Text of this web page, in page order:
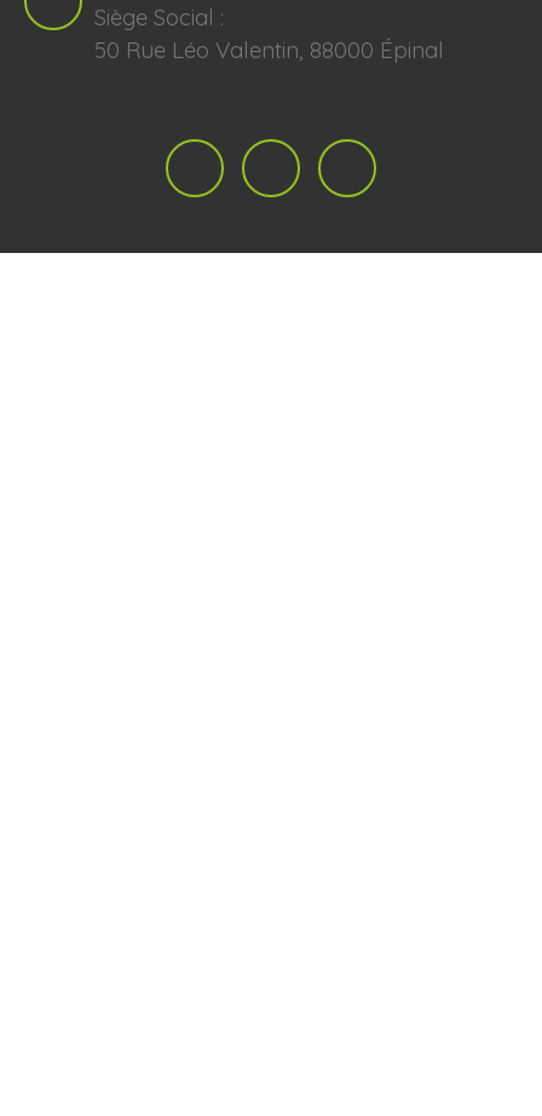
Siège Social :
50 Rue Léo Valentin, 88000 Épinal